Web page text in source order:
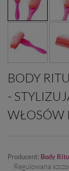
BODY
-
WŁOSÓW
Producent: Body
Regulowana